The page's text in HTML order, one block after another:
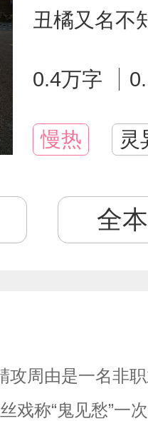
丑橘又名不
0.4万字
慢热 灵
全
攻周由是一名非
戏称“鬼见愁”一